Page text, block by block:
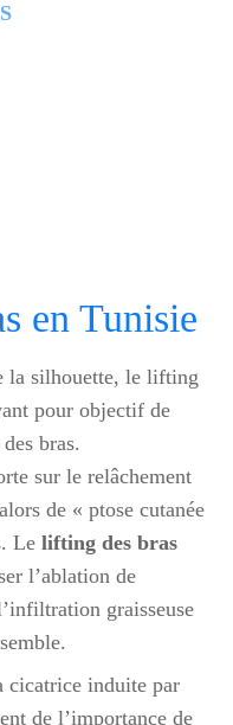
en Tunisie
la silhouette, le lifting
pour objectif de
bras.
sur le relâchement
de « ptose cutanée
Le lifting des bras
l’ablation de
graisseuse
cicatrice induite par
de l’importance de